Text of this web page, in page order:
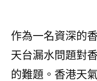
點
樣
揀
作為一名資深的
天台漏水問題對
的難題。香港天